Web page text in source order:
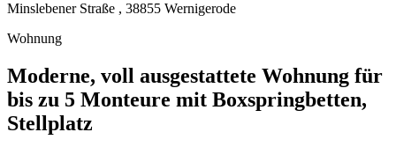
Minslebener Straße , 38855 Wernigerode
Wohnung
Moderne, voll ausgestattete Wohnung für
bis zu 5 Monteure mit Boxspringbetten,
Stellplatz